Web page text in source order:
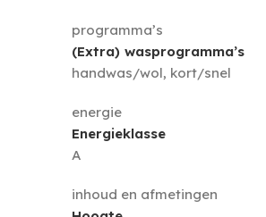
programma’s
(Extra) wasprogramma’s
handwas/wol, kort/snel
energie
Energieklasse
A
inhoud en afmetingen